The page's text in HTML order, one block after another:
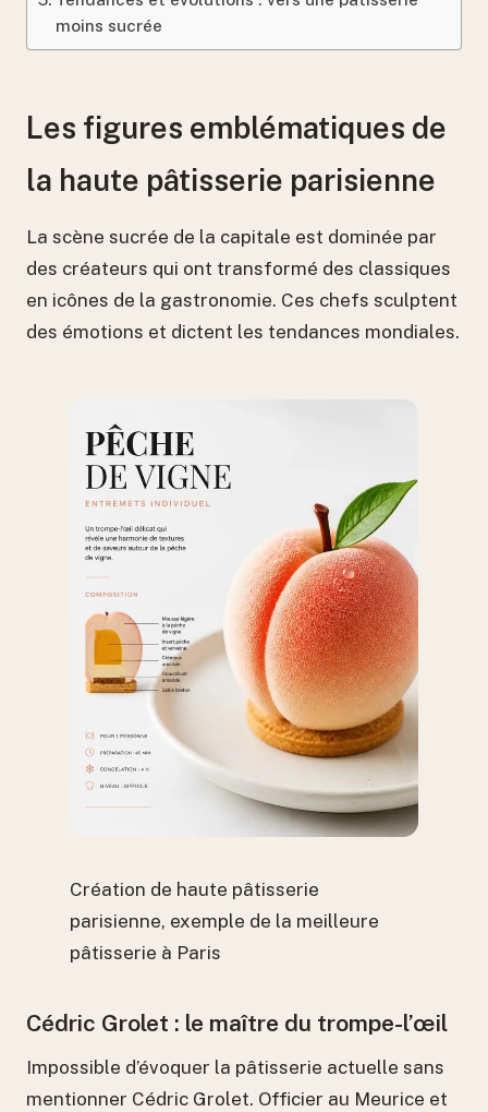
moins sucrée
Les figures emblématiques de
la haute pâtisserie parisienne
La scène sucrée de la capitale est dominée par
des créateurs qui ont transformé des classiques
en icônes de la gastronomie. Ces chefs sculptent
des émotions et dictent les tendances mondiales.
Création de haute pâtisserie
parisienne, exemple de la meilleure
pâtisserie à Paris
Cédric Grolet : le maître du trompe-l’œil
Impossible d’évoquer la pâtisserie actuelle sans
mentionner Cédric Grolet. Officier au Meurice et